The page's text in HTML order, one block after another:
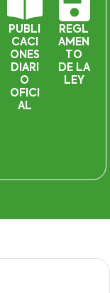
PUBLI
CACI
ONES
DIARI
O
OFICI
AL
REGL
AMEN
TO
DE LA
LEY